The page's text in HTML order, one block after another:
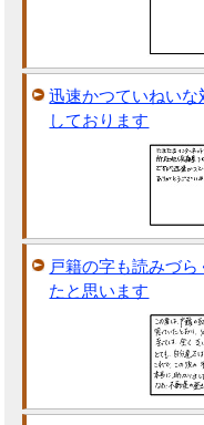
迅速かつていねい
しております
戸籍の字も読みづ
たと思います